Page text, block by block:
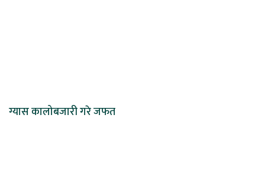
ग्यास कालोबजारी गरे जफत